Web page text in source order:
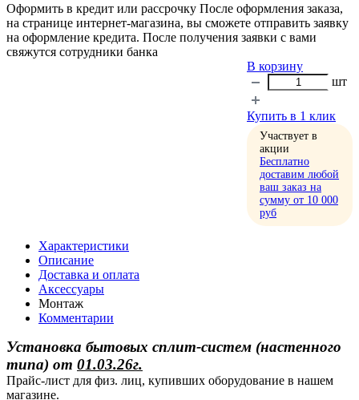
Оформить в кредит или рассрочку После оформления заказа,
на странице интернет-магазина, вы сможете отправить заявку
на оформление кредита. После получения заявки с вами
свяжутся сотрудники банка
В корзину
шт
Купить в 1 клик
Участвует в
акции
Бесплатно
доставим любой
ваш заказ на
сумму от 10 000
руб
Характеристики
Описание
Доставка и оплата
Аксессуары
Монтаж
Комментарии
Установка бытовых сплит-систем (настенного
типа) от 01.03.26г.
Прайс-лист для физ. лиц, купивших оборудование в нашем
магазине.